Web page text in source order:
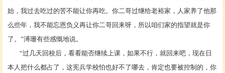
始，我过去吃过的苦不能让你再吃。你二哥过继给老裕家，人家养了他那
么些年，我不能忘恩负义再让你二哥回来呀，所以咱们家的指望就是你
了。”溥珊有些感慨地说。
“过几天回校后，看看能否继续上课，如果不行，就回来吧，现在日
本人把什么都占了，这宪兵学校怕也好不了哪去，肯定也要被控制的，你